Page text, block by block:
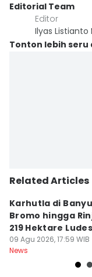
Editorial Team
Editor
Ilyas Listianto
Tonton lebih seru
Related Articles
Karhutla di
Bromo hingga
219 Hektare Ludes
Terbakar
09 Agu 2026, 17:59 WIB
News